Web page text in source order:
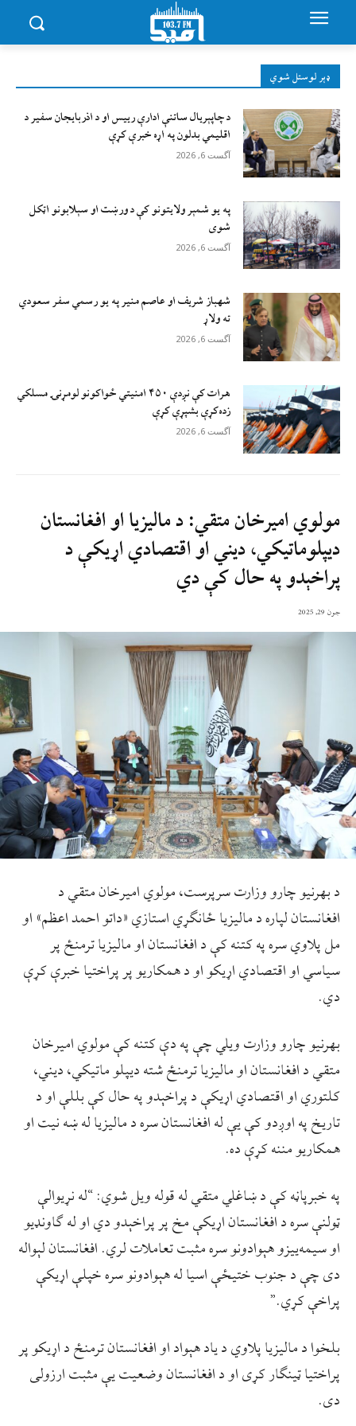
ډېر لوستل شوي
د چاپېریال ساتنې ادارې رییس او د اذربایجان سفیر د
اقلیمي بدلون په اړه خبرې کړې
آگست 6, 2026
په یو شمېر ولایتونو کې د ورښت او سېلابونو اټکل
شوی
آگست 6, 2026
شهباز شریف او عاصم منیر په یو رسمي سفر سعودي
ته ولاړ
آگست 6, 2026
هرات کې نږدې ۴۵۰ امنيتي ځواکونو لومړنۍ مسلکي
زده‌کړې بشپړې کړې
آگست 6, 2026
مولوي امیرخان متقي: د مالیزیا او افغانستان
دیپلوماتیکي، ديني او اقتصادي اړیکې د
پراخېدو په حال کې دي
جون 29, 2025
د بهرنیو چارو وزارت سرپرست، مولوي امیرخان متقي د
افغانستان لپاره د مالیزیا ځانګړي استازي «داتو احمد اعظم» او
مل پلاوي سره په کتنه کې د افغانستان او مالیزیا ترمنځ پر
سیاسي او اقتصادي اړیکو او د همکاريو پر پراختيا خبرې کړې
دي.
بهرنیو چارو وزارت ویلي چې په دې کتنه کې مولوي امیرخان
متقي د افغانستان او مالیزیا ترمنځ شته دیپلو ماتیکي، دیني،
کلتوري او اقتصادي اړیکې د پراخېدو په حال کې بللې او د
تاریخ په اوږدو کې يې له افغانستان سره د مالیزیا له ښه نیت او
همکاریو مننه کړې ده.
په خبرپاڼه کې د ښاغلي متقي له قوله ویل شوي: “له نړيوالې
ټولنې سره د افغانستان اړيکې مخ پر پراخېدو دي او له ګاونډيو
او سيمه‌ييزو هېوادونو سره مثبت تعاملات لري. افغانستان لېواله
دی چې د جنوب ختیځې اسیا له هېوادونو سره خپلې اړیکې
پراخې کړي.”
بلخوا د مالیزیا پلاوي د یاد هېواد او افغانستان ترمنځ د اړیکو پر
پراختیا ټینګار کړی او د افغانستان وضعیت يې مثبت ارزولی
دی.